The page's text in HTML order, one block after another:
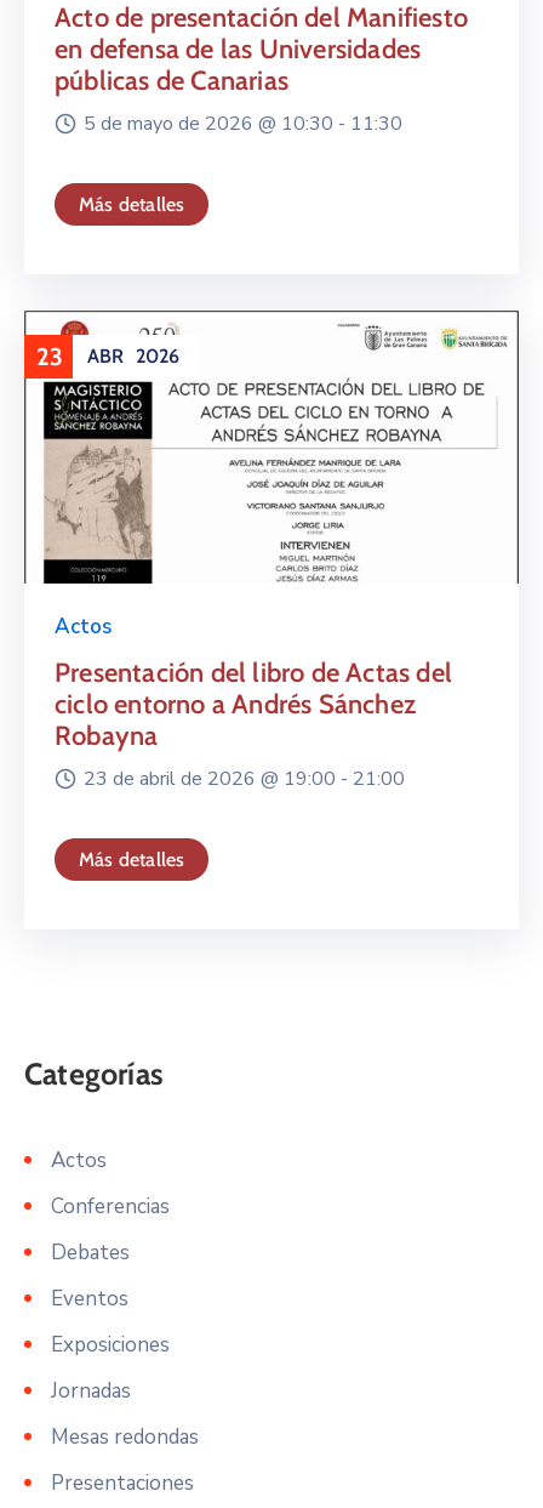
Acto de presentación del Manifiesto
en defensa de las Universidades
públicas de Canarias
5 de mayo de 2026 @ 10:30 - 11:30
Más detalles
23 ABR 2026
Actos
Presentación del libro de Actas del
ciclo entorno a Andrés Sánchez
Robayna
23 de abril de 2026 @ 19:00 - 21:00
Más detalles
Actos
Conferencias
Debates
Eventos
Exposiciones
Jornadas
Mesas redondas
Presentaciones